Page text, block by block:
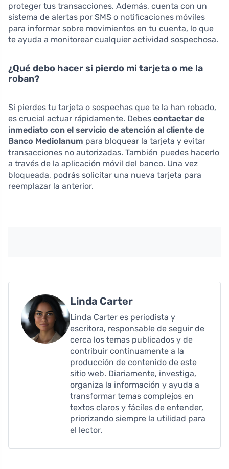
proteger tus transacciones. Además, cuenta con un
sistema de alertas por SMS o notificaciones móviles
para informar sobre movimientos en tu cuenta, lo que
te ayuda a monitorear cualquier actividad sospechosa.
¿Qué debo hacer si pierdo mi tarjeta o me la
roban?
Si pierdes tu tarjeta o sospechas que te la han robado,
es crucial actuar rápidamente. Debes contactar de
inmediato con el servicio de atención al cliente de
Banco Mediolanum para bloquear la tarjeta y evitar
transacciones no autorizadas. También puedes hacerlo
a través de la aplicación móvil del banco. Una vez
bloqueada, podrás solicitar una nueva tarjeta para
reemplazar la anterior.
Linda Carter
Linda Carter es periodista y
escritora, responsable de seguir de
cerca los temas publicados y de
contribuir continuamente a la
producción de contenido de este
sitio web. Diariamente, investiga,
organiza la información y ayuda a
transformar temas complejos en
textos claros y fáciles de entender,
priorizando siempre la utilidad para
el lector.